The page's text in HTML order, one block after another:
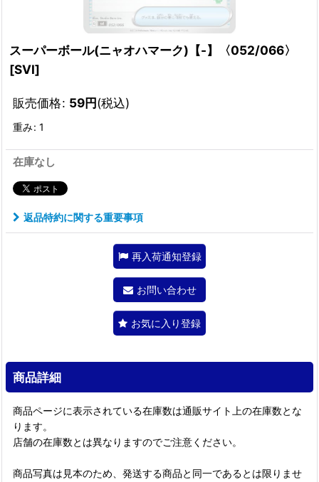
スーパーボール(ニャオハマーク)【-】〈052/066〉
[SVI]
販売価格: 59円(税込)
重み: 1
在庫なし
返品特約に関する重要事項
再入荷通知登録
お問い合わせ
お気に入り登録
商品詳細
商品ページに表示されている在庫数は通販サイト上の在庫数とな
ります。
店舗の在庫数とは異なりますのでご注意ください。
商品写真は見本のため、発送する商品と同一であるとは限りませ